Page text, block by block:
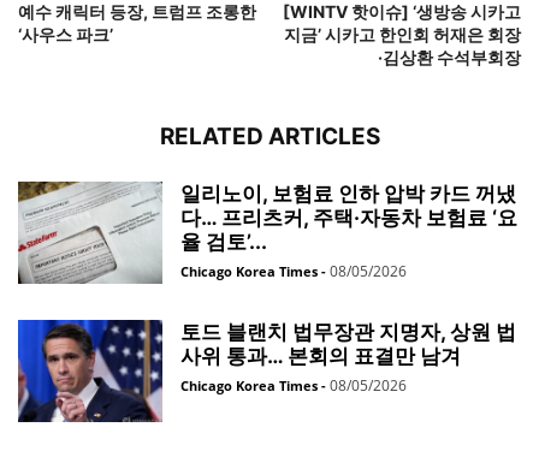
예수 캐릭터 등장, 트럼프 조롱한
‘사우스 파크’
[WINTV 핫이슈] ‘생방송 시카고
지금’ 시카고 한인회 허재은 회장
·김상환 수석부회장
RELATED ARTICLES
일리노이, 보험료 인하 압박 카드 꺼냈
다… 프리츠커, 주택·자동차 보험료 ‘요
율 검토’...
Chicago Korea Times - 08/05/2026
토드 블랜치 법무장관 지명자, 상원 법
사위 통과… 본회의 표결만 남겨
Chicago Korea Times - 08/05/2026